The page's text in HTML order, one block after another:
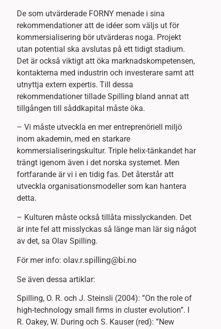
De som utvärderade FORNY menade i sina
rekommendationer att de idéer som väljs ut för
kommersialisering bör utvärderas noga. Projekt
utan potential ska avslutas på ett tidigt stadium.
Det är också viktigt att öka marknadskompetensen,
kontakterna med industrin och investerare samt att
utnyttja extern expertis. Till dessa
rekommendationer tillade Spilling bland annat att
tillgången till såddkapital måste öka.
– Vi måste utveckla en mer entreprenöriell miljö
inom akademin, med en starkare
kommersialiseringskultur. Triple helix-tänkandet har
trängt igenom även i det norska systemet. Men
fortfarande är vi i en tidig fas. Det återstår att
utveckla organisationsmodeller som kan hantera
detta.
– Kulturen måste också tillåta misslyckanden. Det
är inte fel att misslyckas så länge man lär sig något
av det, sa Olav Spilling.
För mer info: olav.r.spilling@bi.no
Se även dessa artiklar:
Spilling, O. R. och J. Steinsli (2004): ”On the role of
high-technology small firms in cluster evolution”. I
R. Oakey, W. During och S. Kauser (red): ”New